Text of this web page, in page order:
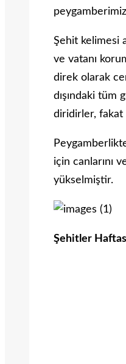
Şehit kelimesi
ve vatanı
direk olarak
dışındaki tüm
diridirler, fakat
için canlarını
yükselmiştir.
Şehitler